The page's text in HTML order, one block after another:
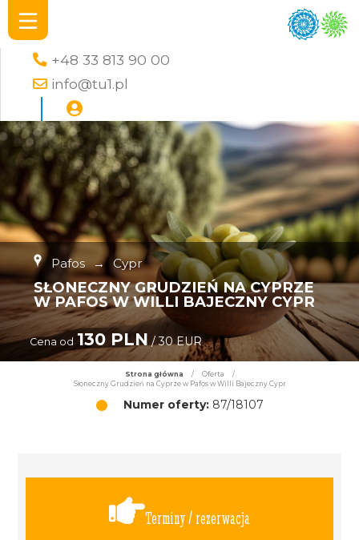
+48 33 813 90 00
info@tu1.pl
Pafos → Cypr
SŁONECZNY GRUDZIEŃ NA CYPRZE
W PAFOS W WILLI BAJECZNY CYPR
Cena od 130 PLN/ 30 EUR
Strona główna / Oferta
/
Słoneczny Grudzień na Cyprze w Pafos w Willi Bajeczny Cypr
Numer oferty:87/18107
Terminy / rezerwacja